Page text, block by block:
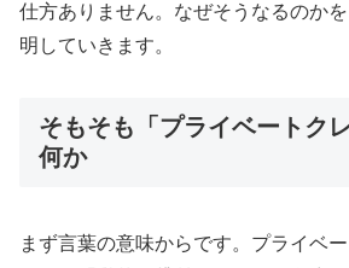
仕方ありません。なぜそうなるのか
明していきます。
そもそも「プライベートク
何か
まず言葉の意味からです。プライベ